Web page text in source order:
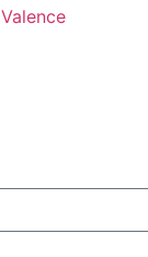
Valence